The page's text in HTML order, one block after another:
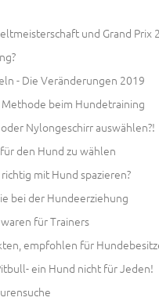
und Grand Prix
- Die Veränderungen 2019
beim Hundetraining
Nylongeschirr auswählen?!
den Hund zu wählen
mit Hund spazieren?
bei der Hundeerziehung
für Trainers
empfohlen für
ein Hund nicht für Jeden!